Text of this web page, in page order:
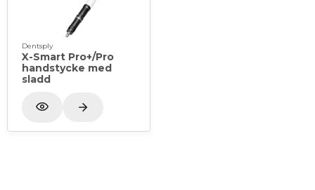
Dentsply
X-Smart Pro+/Pro
handstycke med
sladd